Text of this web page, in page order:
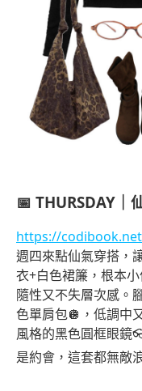
📅 THURSDAY｜
https://
週四來點仙氣穿搭，
衣+白色裙簾，根本
隨性又不失層次感。
色單肩包🪩，低調中
風格的黑色圓框眼鏡
是約會，這套都無敵